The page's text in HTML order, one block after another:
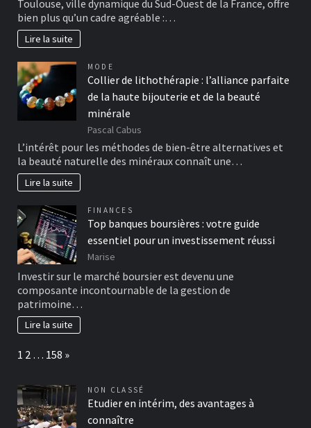
Toulouse, ville dynamique du Sud-Ouest de la France, offre
bien plus qu’un cadre agréable :…
Lire la suite
MODE
Collier de lithothérapie : l’alliance parfaite
de la haute bijouterie et de la beauté
minérale
Pascal Cabus
L’intérêt pour les méthodes de bien-être alternatives et
la beauté naturelle des minéraux connaît une…
Lire la suite
FINANCES
Top banques boursières : votre guide
essentiel pour un investissement réussi
Marise
Investir sur le marché boursier est devenu une
composante incontournable de la gestion de
patrimoine…
Lire la suite
Page:
1 2 … 158 Next
»
NON CLASSÉ
Etudier en intérim, des avantages à
connaître